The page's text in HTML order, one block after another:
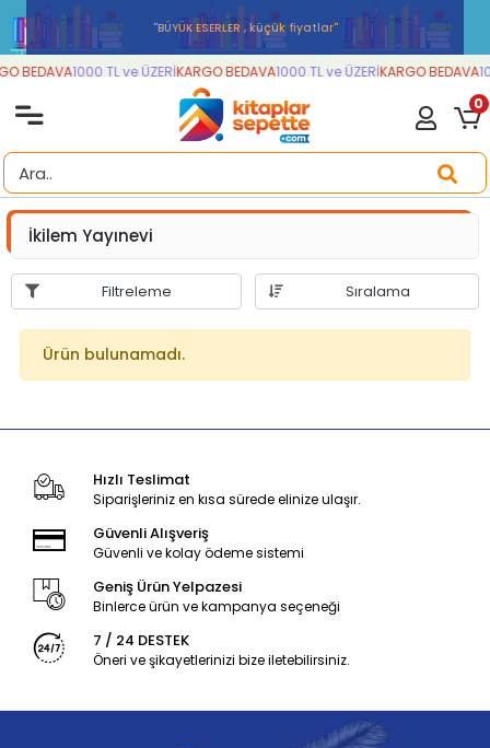
''BÜYÜK ESERLER , küçük fiyatlar''
BEDAVA1000 TL ve ÜZERİKARGO BEDAVA1000 TL ve ÜZERİKARGO BEDAVA
0
İkilem Yayınevi
Filtreleme Sıralama
Ürün bulunamadı.
Hızlı Teslimat
Siparişleriniz en kısa sürede elinize ulaşır.
Güvenli Alışveriş
Güvenli ve kolay ödeme sistemi
Geniş Ürün Yelpazesi
Binlerce ürün ve kampanya seçeneği
7 / 24 DESTEK
Öneri ve şikayetlerinizi bize iletebilirsiniz.